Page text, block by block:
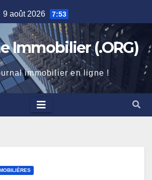
9 août 2026 7:53
Immobilier (.ORG)
immobilier en ligne !